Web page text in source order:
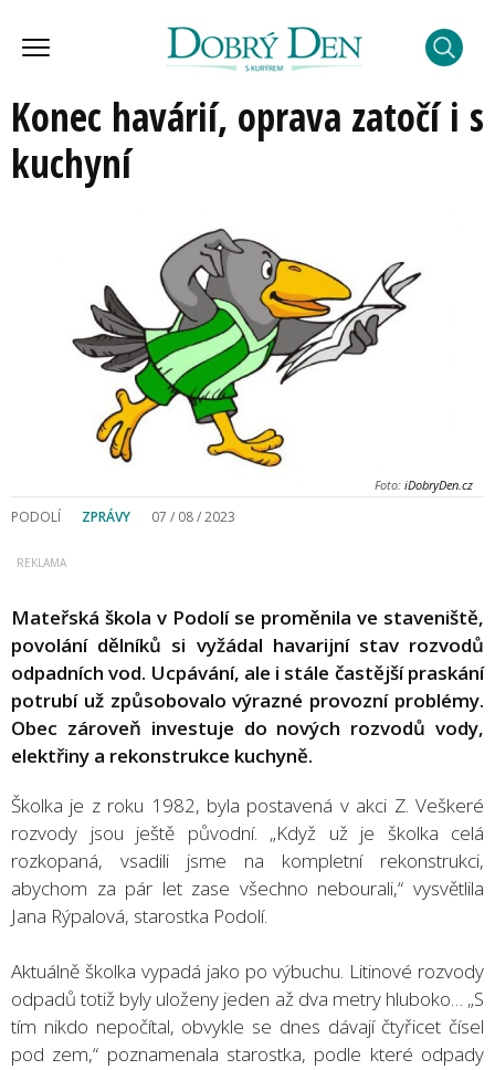
Konec havárií, oprava zatočí i s
kuchyní
Foto: iDobryDen.cz
PODOLÍ ZPRÁVY 07 / 08 / 2023
Mateřská škola v Podolí se proměnila ve staveniště,
povolání dělníků si vyžádal havarijní stav rozvodů
odpadních vod. Ucpávání, ale i stále častější praskání
potrubí už způsobovalo výrazné provozní problémy.
Obec zároveň investuje do nových rozvodů vody,
elektřiny a rekonstrukce kuchyně.
Školka je z roku 1982, byla postavená v akci Z. Veškeré
rozvody jsou ještě původní. „Když už je školka celá
rozkopaná, vsadili jsme na kompletní rekonstrukci,
abychom za pár let zase všechno nebourali,“ vysvětlila
Jana Rýpalová, starostka Podolí.
Aktuálně školka vypadá jako po výbuchu. Litinové rozvody
odpadů totiž byly uloženy jeden až dva metry hluboko… „S
tím nikdo nepočítal, obvykle se dnes dávají čtyřicet čísel
pod zem,“ poznamenala starostka, podle které odpady